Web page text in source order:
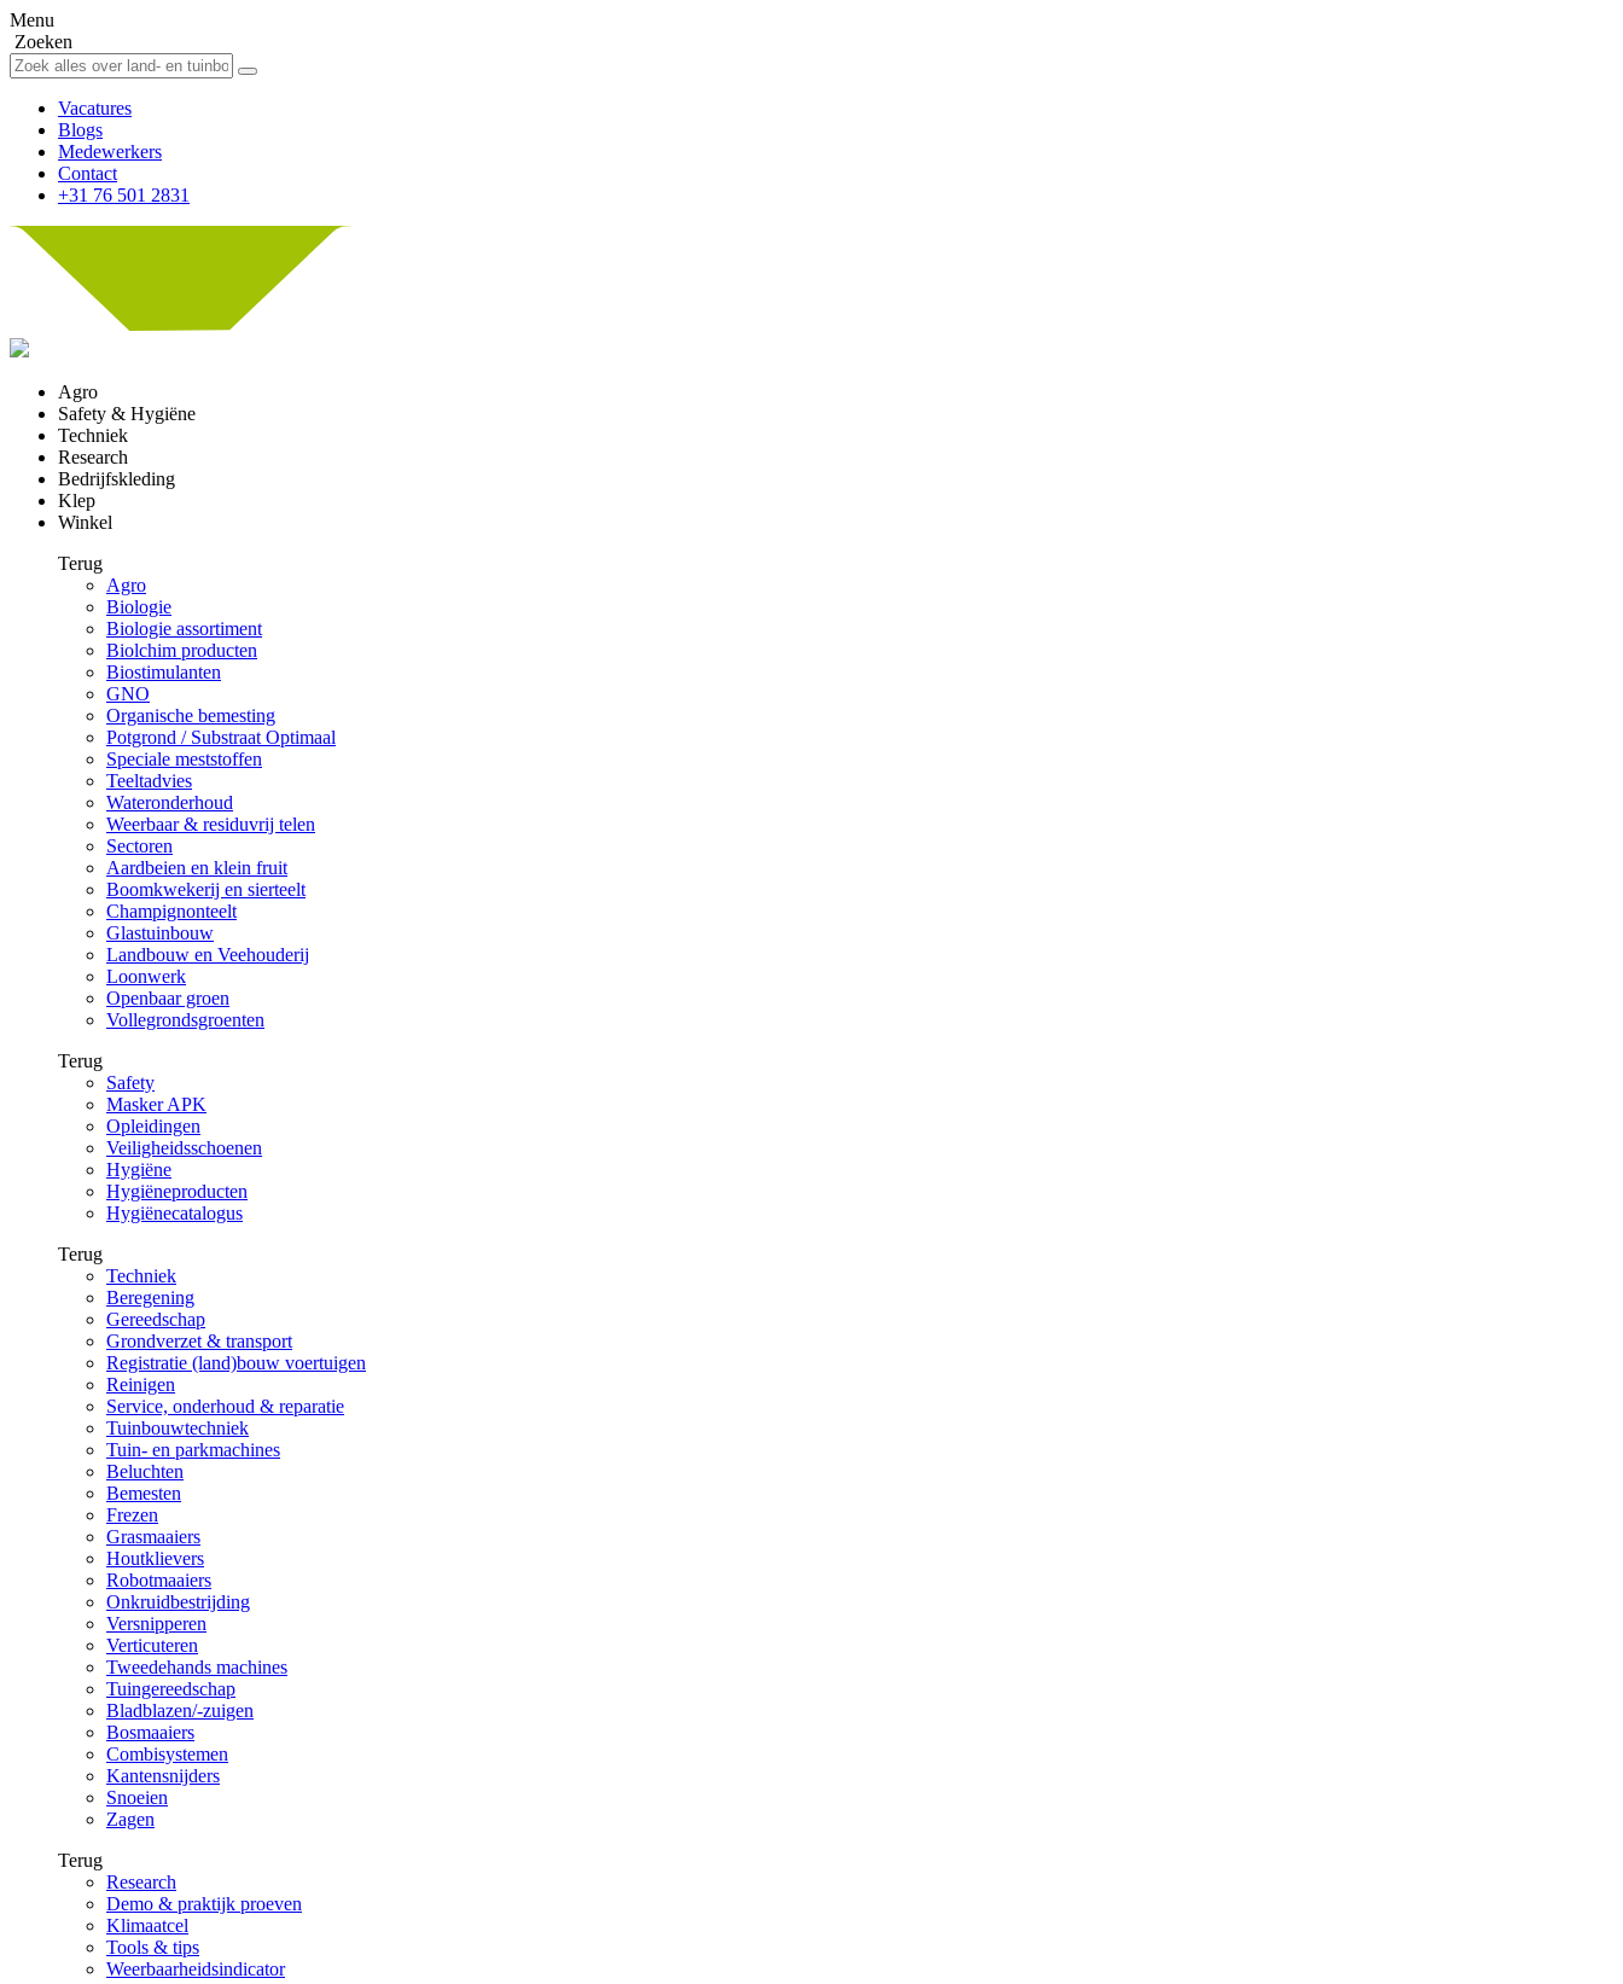
Menu
Zoeken
Vacatures
Blogs
Medewerkers
Contact
+31 76 501 2831
Agro
Safety & Hygiëne
Techniek
Research
Bedrijfskleding
Klep
Winkel
Terug
Agro
Biologie
Biologie assortiment
Biolchim producten
Biostimulanten
GNO
Organische bemesting
Potgrond / Substraat Optimaal
Speciale meststoffen
Teeltadvies
Wateronderhoud
Weerbaar & residuvrij telen
Sectoren
Aardbeien en klein fruit
Boomkwekerij en sierteelt
Champignonteelt
Glastuinbouw
Landbouw en Veehouderij
Loonwerk
Openbaar groen
Vollegrondsgroenten
Terug
Safety
Masker APK
Opleidingen
Veiligheidsschoenen
Hygiëne
Hygiëneproducten
Hygiënecatalogus
Terug
Techniek
Beregening
Gereedschap
Grondverzet & transport
Registratie (land)bouw voertuigen
Reinigen
Service, onderhoud & reparatie
Tuinbouwtechniek
Tuin- en parkmachines
Beluchten
Bemesten
Frezen
Grasmaaiers
Houtklievers
Robotmaaiers
Onkruidbestrijding
Versnipperen
Verticuteren
Tweedehands machines
Tuingereedschap
Bladblazen/-zuigen
Bosmaaiers
Combisystemen
Kantensnijders
Snoeien
Zagen
Terug
Research
Demo & praktijk proeven
Klimaatcel
Tools & tips
Weerbaarheidsindicator